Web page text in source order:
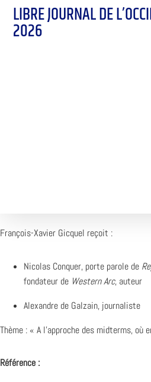
LIBRE JOURNAL DE
2026
François-Xavier Gicquel reçoit :
Nicolas Conquer, porte parole de
fondateur de Western Arc, auteur
Alexandre de Galzain, journaliste
Thème : « A l’approche des midterms, où
Référence :